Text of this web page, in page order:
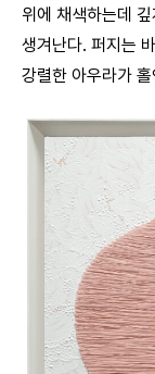
위에 채색하는데
생겨난다. 퍼지는
강렬한 아우라가